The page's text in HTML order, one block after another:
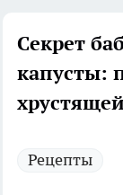
Секрет
капусты:
Рецепты